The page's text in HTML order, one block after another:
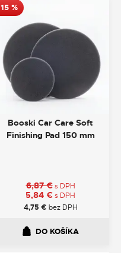
15 %
Booski Car Care Soft
Finishing Pad 150 mm
6,87€ s DPH
5,84 €s DPH
4,75 € bez DPH
DO KOŠÍKA